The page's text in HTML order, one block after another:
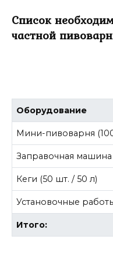
Список
частной
Оборудование
Мини-пивоварня
Заправочная машина
Кеги (50 шт. / 50 л)
Установочные
Итого: